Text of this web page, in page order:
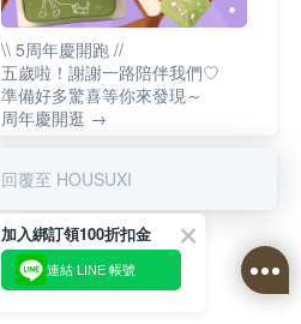
\\ 5周年慶開跑 //
五歲啦！謝謝一路陪伴我們♡
準備好多驚喜等你來發現～
周年慶開逛 →
回覆至 HOUSUXI
加入綁訂領100折扣金
連結 LINE 帳號